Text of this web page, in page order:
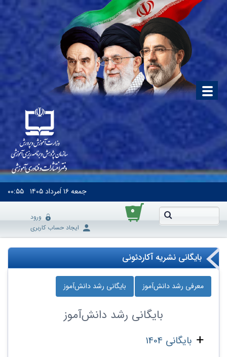
جمعه۱۶ اَمرداد ۱۴۰۵ ۰۰:۵۵
۰
ورود
ایجاد حساب کاربری
بایگانی نشریه آکاردئونی
معرفی رشد دانش‌آموز بایگانی رشد دانش‌آموز
بایگانی رشد دانش‌آموز
بایگانی 1404